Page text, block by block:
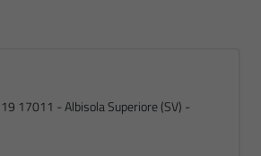
17011 - Albisola Superiore (SV) -